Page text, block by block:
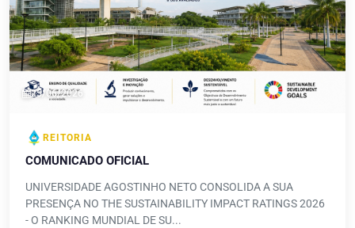
25/06/2026
REITORIA
COMUNICADO OFICIAL
UNIVERSIDADE AGOSTINHO NETO CONSOLIDA A SUA
PRESENÇA NO THE SUSTAINABILITY IMPACT RATINGS 2026
- O RANKING MUNDIAL DE SU...